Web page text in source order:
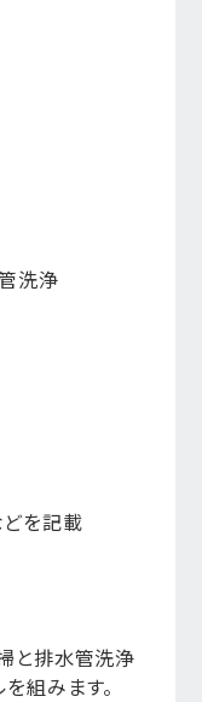
洗浄
を記載
と排水管洗浄
組みます。